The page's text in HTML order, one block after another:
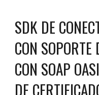
SDK DE
CON
CON SOAP
DE